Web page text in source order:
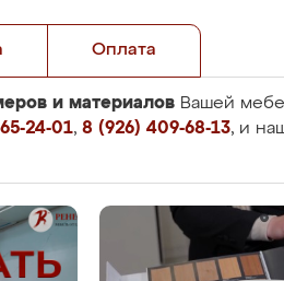
Оплата
и материалов Вашей
24-01, 8 (926) 409-68-13, и